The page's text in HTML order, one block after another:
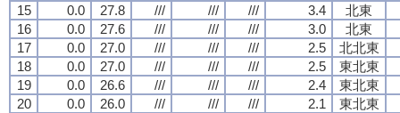
15
0.0 27.8 /// /// /// 3.4
北東
16
0.0 27.6 /// /// /// 3.0
北東
17
0.0 27.0 /// /// /// 2.5
北北東
18
0.0 27.0 /// /// /// 2.5
東北東
19
0.0 26.6 /// /// /// 2.4
東北東
20
0.0 26.0 /// /// /// 2.1
東北東